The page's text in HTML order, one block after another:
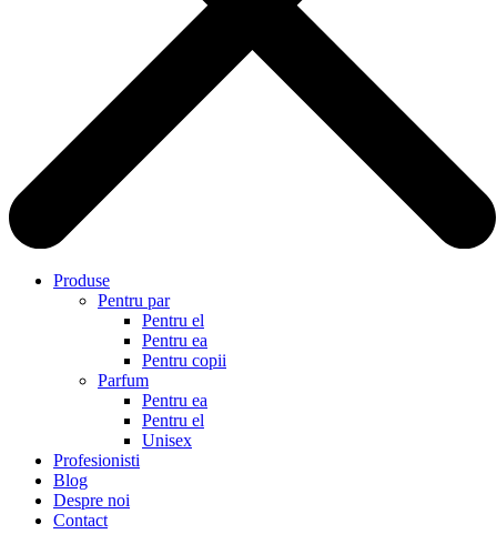
Produse
Pentru par
Pentru el
Pentru ea
Pentru copii
Parfum
Pentru ea
Pentru el
Unisex
Profesionisti
Blog
Despre noi
Contact